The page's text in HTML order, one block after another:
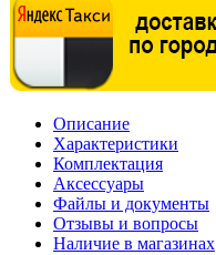
Описание
Характеристики
Комплектация
Аксессуары
Файлы и документы
Отзывы и вопросы
Наличие в магазинах